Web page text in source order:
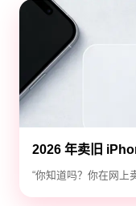
2026 年卖旧
除隐私，防止数
“你知道吗？你在网上